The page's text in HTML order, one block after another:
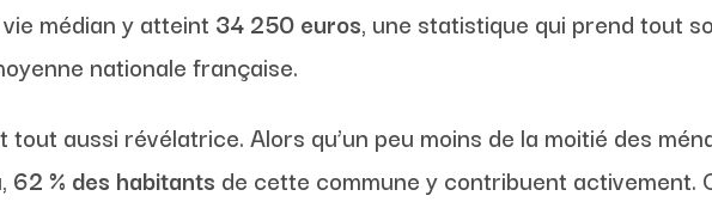
médian y atteint 34 250 euros, une statistique qui prend tout
nationale française.
aussi révélatrice. Alors qu’un peu moins de la moitié des
62 % des habitants de cette commune y contribuent activement.